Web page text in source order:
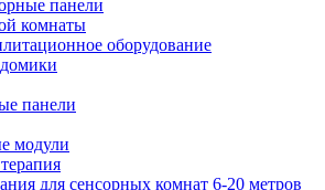
панели
комнаты
оборудование
панели
модули
для сенсорных комнат 6-20 метров